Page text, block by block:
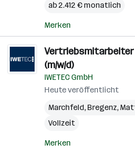
ab 2.412 € monatlich
Merken
(m/w/d)
IWETEC GmbH
Heute veröffentlicht
Marchfeld, Bregenz,
Vollzeit
Merken